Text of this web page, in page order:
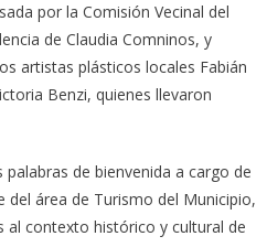
por la Comisión Vecinal del
de Claudia Comninos, y
artistas plásticos locales Fabián
Benzi, quienes llevaron
de bienvenida a cargo de
del área de Turismo del Municipio,
al contexto histórico y cultural de